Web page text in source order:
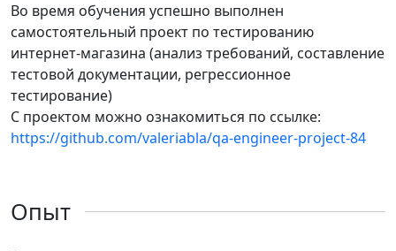
Во время обучения успешно выполнен
самостоятельный проект по тестированию
интернет-магазина (анализ требований, составление
тестовой документации, регрессионное
тестирование)
С проектом можно ознакомиться по ссылке:
https://github.com/valeriabla/qa-engineer-project-84
Опыт